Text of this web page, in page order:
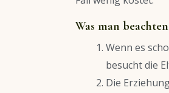
Was man
Wenn es
besucht die
Die